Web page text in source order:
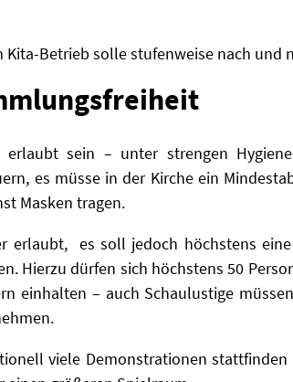
Betrieb solle stufenweise nach und
sein – unter strengen
es müsse in der Kirche ein
Masken tragen.
erlaubt, es soll jedoch höchstens eine
Hierzu dürfen sich höchstens 50
einhalten – auch Schaulustige
viele Demonstrationen